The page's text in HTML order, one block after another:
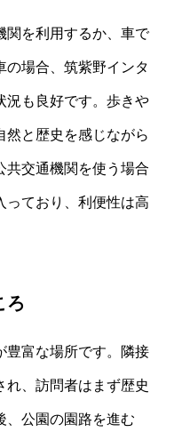
関を利用するか、車で
の場合、筑紫野インタ
況も良好です。歩きや
然と歴史を感じながら
共交通機関を使う場合
っており、利便性は高
ろ
豊富な場所です。隣接
れ、訪問者はまず歴史
、公園の園路を進む